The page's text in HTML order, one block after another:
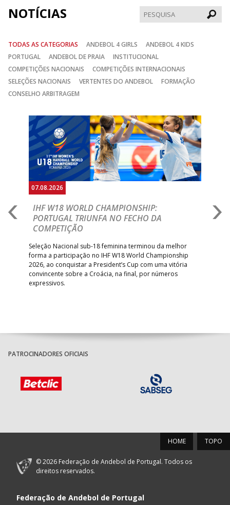
NOTÍCIAS
TODAS AS CATEGORIAS ANDEBOL 4 GIRLS
ANDEBOL 4 KIDS
PORTUGAL
ANDEBOL DE PRAIA
INSTITUCIONAL
COMPETIÇÕES NACIONAIS
COMPETIÇÕES INTERNACIONAIS
SELEÇÕES NACIONAIS
VERTENTES DO ANDEBOL
FORMAÇÃO
CONSELHO ARBITRAGEM
07.08.2026
IHF W18 WORLD CHAMPIONSHIP:
PORTUGAL TRIUNFA NO FECHO DA
COMPETIÇÃO
Seleção Nacional sub-18 feminina terminou da melhor
forma a participação no IHF W18 World Championship
2026, ao conquistar a President’s Cup com uma vitória
convincente sobre a Croácia, na final, por números
expressivos.
Anterior
PATROCINADORES OFICIAIS
TOPO
HOME
© 2026 Federação de Andebol de Portugal. Todos os
direitos reservados.
Federação de Andebol de Portugal